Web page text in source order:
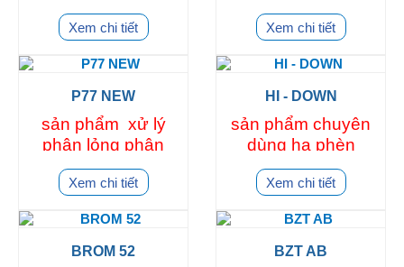
phân trắng và tôm
chậm lớn hiệu
dụng
Xem chi tiết
phân trắng và tôm
chậm lớn hiệu
dụng
Xem chi tiết
P77 NEW
sản phẩm xử lý
phân lỏng phân
trắng sau 72h
Xem chi tiết
HI - DOWN
sản phẩm chuyên
dùng hạ phèn
Xem chi tiết
BROM 52 BZT AB